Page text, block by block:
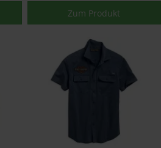
Zum Produkt